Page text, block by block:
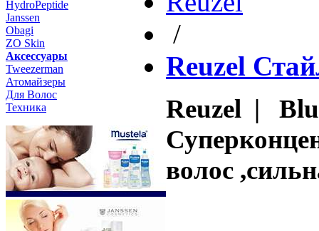
HydroPeptide
Janssen
Obagi
ZO Skin
Aксессуары
Tweezerman
Атомайзеры
Для Волос
Техника
/
Reuzel
Reuzel |
волос